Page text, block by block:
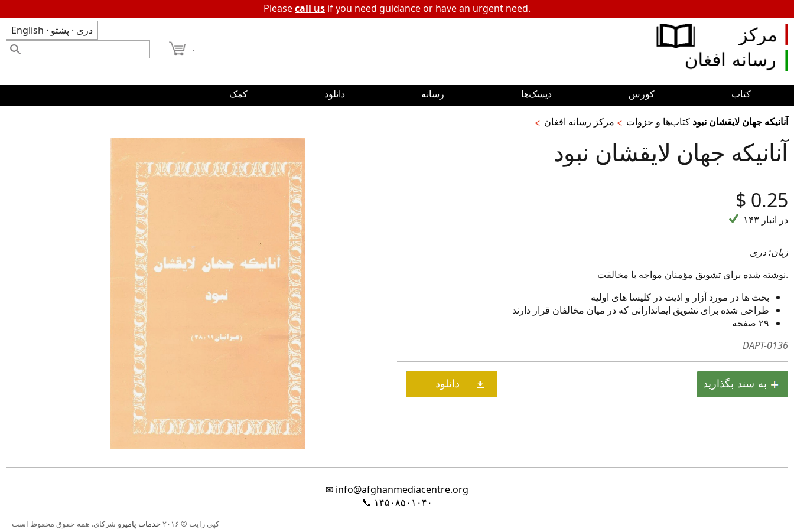
Pleasecall us if you need guidance or have an urgent need.
English · دری · پښتو
۰
کتاب کورس دیسک‌ها رسانه دانلود کمک
مرکز رسانه افغان کتاب‌ها و جزوات آنانيكه جهان لايقشان نبود
آنانيكه جهان لايقشان نبود
‎$ 0.25
۱۴۳ در انبار
زبان: دری
نوشته شده برای تشویق مؤمنان مواجه با مخالفت.
بحث ها در مورد آزار و اذیت در کلیسا های اولیه
طراحی شده برای تشویق ایماندارانی که در میان مخالفان قرار دارند
۲۹ صفحه
DAPT-0136
✉ info@afghanmediacentre.org
📞 ۱۴۵۰۸۵۰۱۰۴۰
کپی رایت © ۲۰۱۶ خدمات پامیر و شرکای. همه حقوق محفوظ است